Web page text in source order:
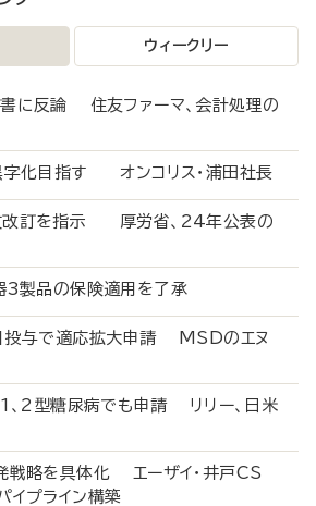
ウィークリー
書に反論 住友ファーマ、会計処理の
化目指す オンコリス・浦田社長
改訂を指示 厚労省、24年公表の
器3製品の保険適用を了承
投与で適応拡大申請 MSDのエヌ
、2型糖尿病でも申請 リリー、日米
戦略を具体化 エーザイ・井戸CS
イプライン構築